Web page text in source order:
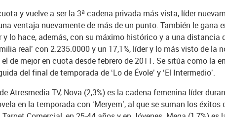
y vuelve a ser la 3ª cadena privada más vista, líder
ventaja nuevamente de más de un punto. También le gana
y lo hace, además, con su máximo histórico y a una
real’ con 2.235.0000 y un 17,1%, líder y lo más visto de
de mejor en cuota desde febrero de 2011. Se sitúa como la
del final de temporada de ‘Lo de Évole’ y ‘El Intermedio’.
Atresmedia TV, Nova (2,3%) es la cadena femenina líder
en la temporada con ‘Meryem’, al que se suman los éxitos